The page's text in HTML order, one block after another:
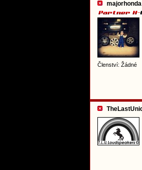
majorhonda
Členství: Žádné